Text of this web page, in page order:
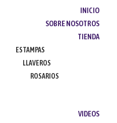
INICIO
SOBRE NOSOTROS
TIENDA
ESTAMPAS
LLAVEROS
ROSARIOS
VIDEOS